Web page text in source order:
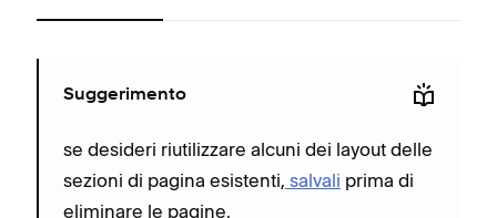
Suggerimento
se desideri riutilizzare alcuni dei layout delle
sezioni di pagina esistenti, salvali prima di
eliminare le pagine.